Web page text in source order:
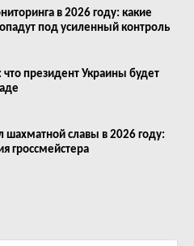
в 2026 году: какие
под усиленный контроль
президент Украины будет
шахматной славы в 2026 году:
гроссмейстера